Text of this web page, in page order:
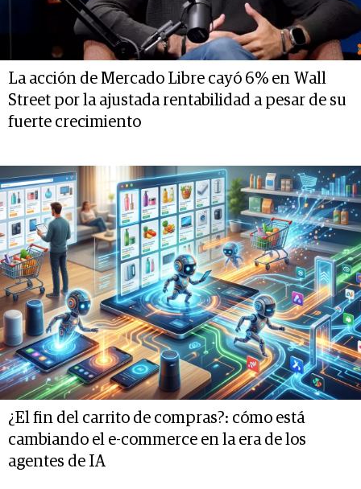
La acción de Mercado Libre cayó 6% en Wall
Street por la ajustada rentabilidad a pesar de su
fuerte crecimiento
¿El fin del carrito de compras?: cómo está
cambiando el e-commerce en la era de los
agentes de IA